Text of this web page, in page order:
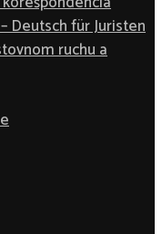
Deutsch für Juristen
ruchu a